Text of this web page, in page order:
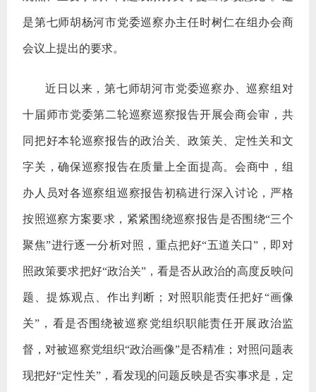
是第七师胡杨河市党委巡察办主任时树仁在组办会商
会议上提出的要求。
近日以来，第七师胡河市党委巡察办、巡察组对
十届师市党委第二轮巡察巡察报告开展会商会审，共
同把好本轮巡察报告的政治关、政策关、定性关和文
字关，确保巡察报告在质量上全面提高。会商中，组
办人员对各巡察组巡察报告初稿进行深入讨论，严格
按照巡察方案要求，紧紧围绕巡察报告是否围绕“三个
聚焦”进行逐一分析对照，重点把好“五道关口”，即对
照政策要求把好“政治关”，看是否从政治的高度反映问
题、提炼观点、作出判断；对照职能责任把好“画像
关”，看是否围绕被巡察党组织职能责任开展政治监
督，对被巡察党组织“政治画像”是否精准；对照问题表
现把好“定性关”，看发现的问题反映是否实事求是，定